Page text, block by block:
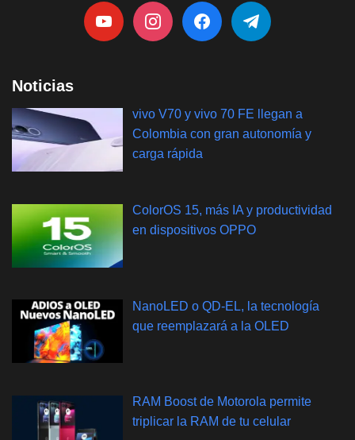
Noticias
vivo V70 y vivo 70 FE llegan a
Colombia con gran autonomía y
carga rápida
ColorOS 15, más IA y productividad
en dispositivos OPPO
NanoLED o QD-EL, la tecnología
que reemplazará a la OLED
RAM Boost de Motorola permite
triplicar la RAM de tu celular